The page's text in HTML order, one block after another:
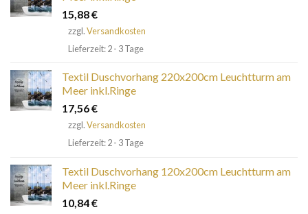
15,88€
zzgl.Versandkosten
Lieferzeit: 2 - 3 Tage
Textil Duschvorhang 220x200cm Leuchtturm am
Meer inkl.Ringe
17,56€
zzgl.Versandkosten
Lieferzeit: 2 - 3 Tage
Textil Duschvorhang 120x200cm Leuchtturm am
Meer inkl.Ringe
10,84€